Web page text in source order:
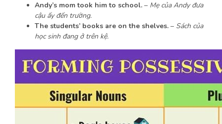
Andy’s mom took him to school. – Mẹ của Andy đưa
cậu ấy đến trường.
The students’ books are on the shelves. – Sách của
học sinh đang ở trên kệ.